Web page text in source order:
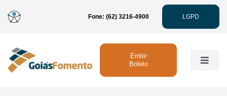
para
conteúdo
Fone: (62) 3216-4900 LGPD
Toggle
Emitir
Boleto